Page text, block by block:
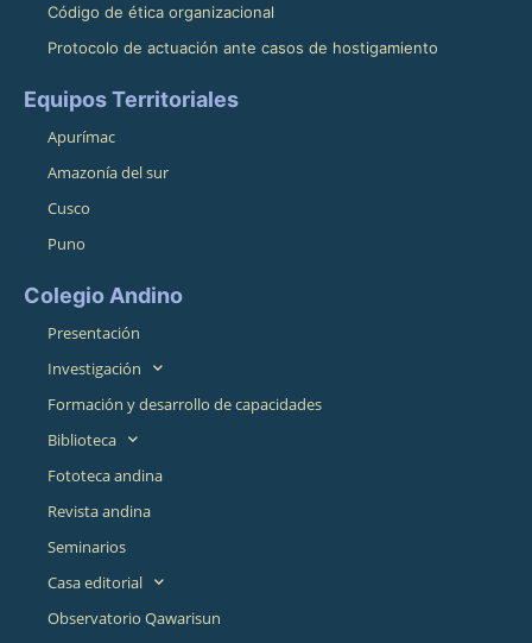
Código de ética organizacional
Protocolo de actuación ante casos de hostigamiento
Equipos Territoriales
Apurímac
Amazonía del sur
Cusco
Puno
Colegio Andino
Presentación
Investigación
Formación y desarrollo de capacidades
Biblioteca
Fototeca andina
Revista andina
Seminarios
Casa editorial
Observatorio Qawarisun